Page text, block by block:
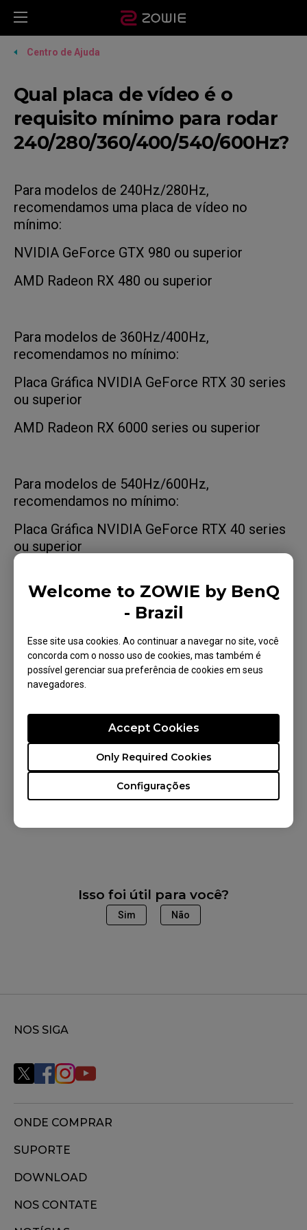
Welcome to ZOWIE by BenQ
- Brazil
Esse site usa cookies. Ao continuar a navegar no site, você
concorda com o nosso uso de cookies, mas também é
possível gerenciar sua preferência de cookies em seus
navegadores.
Configurações
Only Required Cookies
Accept Cookies
Centro de Ajuda
Qual placa de vídeo é o
requisito mínimo para rodar
240/280/360/400/540/600Hz?
Para modelos de 240Hz/280Hz,
recomendamos uma placa de vídeo no
mínimo:
NVIDIA GeForce GTX 980 ou superior
AMD Radeon RX 480 ou superior
Para modelos de 360Hz/400Hz,
recomendamos no mínimo:
Placa Gráfica NVIDIA GeForce RTX 30 series
ou superior
AMD Radeon RX 6000 series ou superior
Para modelos de 540Hz/600Hz,
recomendamos no mínimo:
Placa Gráfica NVIDIA GeForce RTX 40 series
ou superior
compatibilidade e capacidade de sua GPU,
entre em contato com o fabricante da sua
placa de vídeo.
Modelos aplicáveis
XL2546X+ (24.1"), XL2566X+ (24.1"), XL2586X+
Isso foi útil para você?
Sim Não
NOS SIGA
ONDE COMPRAR
SUPORTE
DOWNLOAD
NOS CONTATE